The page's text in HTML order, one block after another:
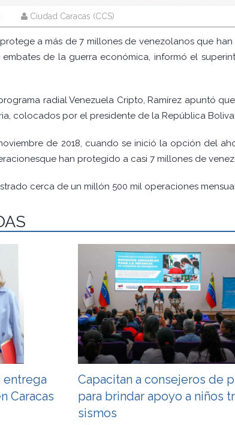
Ciudad Caracas (CCS)
a más de 7 millones de venezolanos que
de la guerra económica, informó el
radial Venezuela Cripto, Ramírez apuntó
colocados por el presidente de la República
de 2018, cuando se inició la opción del
han protegido a casi 7 millones de
cerca de un millón 500 mil operaciones
entrega
Caracas
Capacitan a consejeros de
para brindar apoyo a niños
sismos